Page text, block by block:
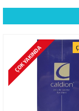
ÇOK YAKINDA